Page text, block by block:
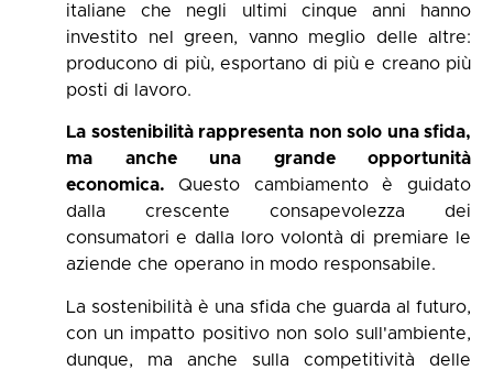
italiane che negli ultimi cinque anni hanno
investito nel green, vanno meglio delle altre:
producono di più, esportano di più e creano più
posti di lavoro.
La sostenibilità rappresenta non solo una sfida,
ma anche una grande opportunità
economica. Questo cambiamento è guidato
dalla crescente consapevolezza dei
consumatori e dalla loro volontà di premiare le
aziende che operano in modo responsabile.
La sostenibilità è una sfida che guarda al futuro,
con un impatto positivo non solo sull'ambiente,
dunque, ma anche sulla competitività delle